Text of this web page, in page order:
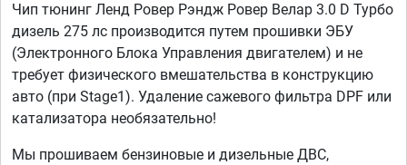
Чип тюнинг Ленд Ровер Рэндж Ровер Велар 3.0 D Турбо
дизель 275 лс производится путем прошивки ЭБУ
(Электронного Блока Управления двигателем) и не
требует физического вмешательства в конструкцию
авто (при Stage1). Удаление сажевого фильтра DPF или
катализатора необязательно!
Мы прошиваем бензиновые и дизельные ДВС,